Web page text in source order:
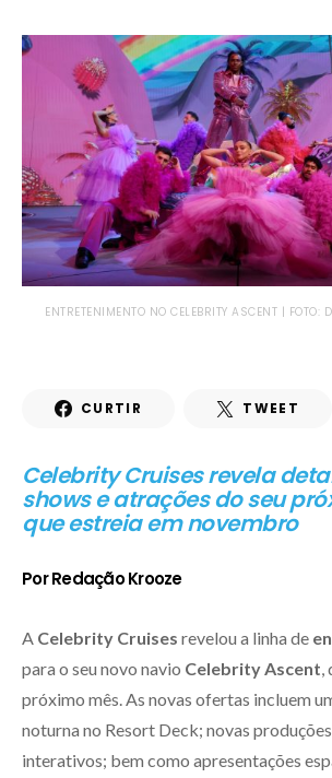
ENTRETENIMENTO NO CELEBRITY ASCENT | FOTO:
CURTIR TWEET
Celebrity Cruises revela
shows e atrações do seu
que estreia em novembro
Por Redação Krooze
A Celebrity Cruises revelou a linha de
para o seu novo navio Celebrity Ascent
próximo mês. As novas ofertas incluem
noturna no Resort Deck; novas
interativos; bem como apresentações